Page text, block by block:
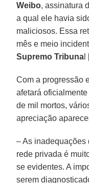
Weibo, assinatura
a qual ele havia
maliciosos. Essa
mês e meio
Supremo Tribuna
Com a progressão
afetará
de mil mortos,
apreciação
– As inadequações
rede privada é
se evidentes. A
serem